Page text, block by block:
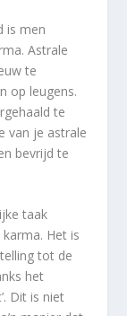
is men
Astrale
te
op leugens.
te
van je astrale
bevrijd te
taak
Het is
tot de
het
Dit is niet